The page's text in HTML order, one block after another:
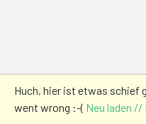
Huch, hier ist etwas schief
went wrong :-( Neu laden //